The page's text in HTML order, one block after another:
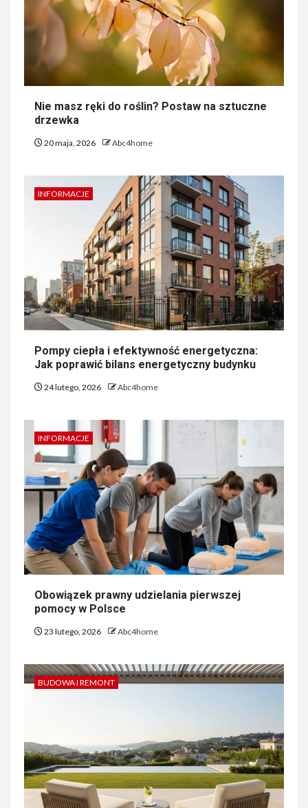
Nie masz ręki do roślin? Postaw na sztuczne
drzewka
20 maja, 2026 Abc4home
INFORMACJE
Pompy ciepła i efektywność energetyczna:
Jak poprawić bilans energetyczny budynku
24 lutego, 2026 Abc4home
INFORMACJE
Obowiązek prawny udzielania pierwszej
pomocy w Polsce
23 lutego, 2026 Abc4home
BUDOWA I REMONT